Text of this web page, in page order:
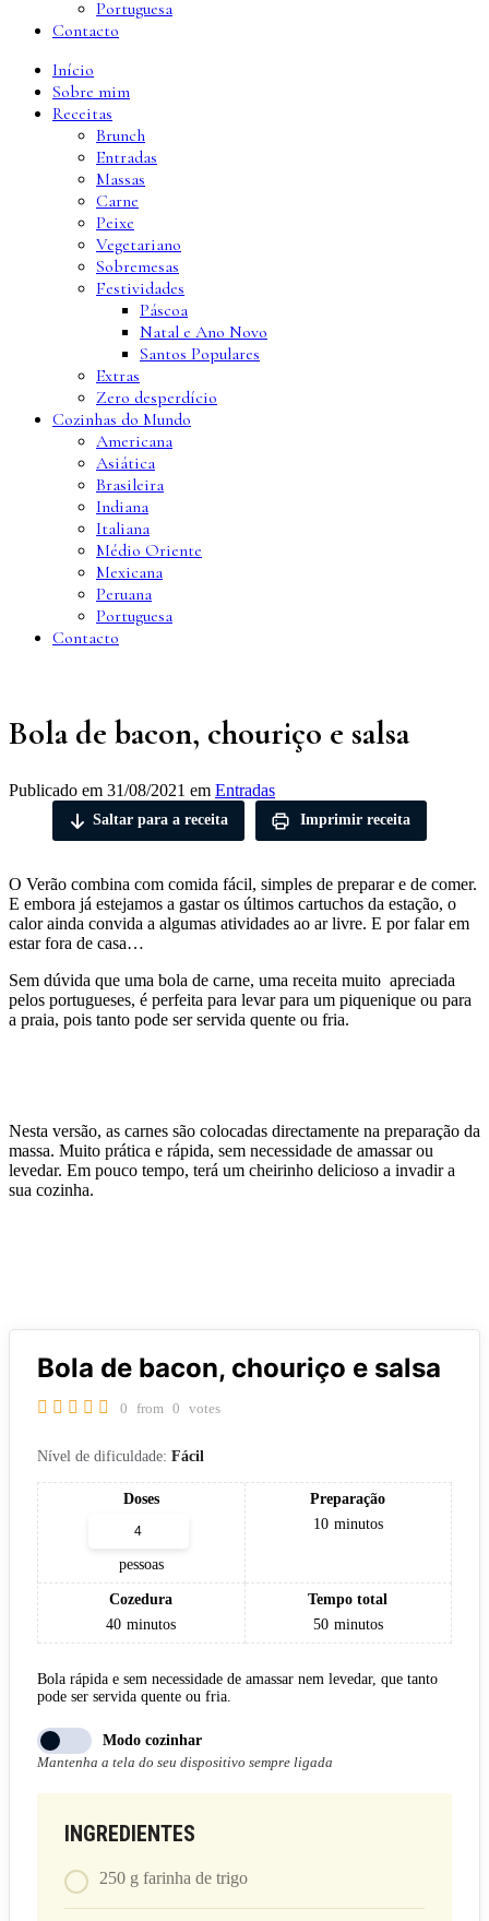
Portuguesa
Contacto
Início
Sobre mim
Receitas
Brunch
Entradas
Massas
Carne
Peixe
Vegetariano
Sobremesas
Festividades
Páscoa
Natal e Ano Novo
Santos Populares
Extras
Zero desperdício
Cozinhas do Mundo
Americana
Asiática
Brasileira
Indiana
Italiana
Médio Oriente
Mexicana
Peruana
Portuguesa
Contacto
Bola de bacon, chouriço e salsa
Publicado em 31/08/2021 em Entradas
Saltar para a receita Imprimir receita
O Verão combina com comida fácil, simples de preparar e de comer.
E embora já estejamos a gastar os últimos cartuchos da estação, o
calor ainda convida a algumas atividades ao ar livre. E por falar em
estar fora de casa…
Sem dúvida que uma bola de carne, uma receita muito apreciada
pelos portugueses, é perfeita para levar para um piquenique ou para
a praia, pois tanto pode ser servida quente ou fria.
Nesta versão, as carnes são colocadas directamente na preparação da
massa. Muito prática e rápida, sem necessidade de amassar ou
levedar. Em pouco tempo, terá um cheirinho delicioso a invadir a
sua cozinha.
Bola de bacon, chouriço e salsa
0 from 0 votes
Nível de dificuldade: Fácil
Doses
pessoas
Preparação
10 minutos
Cozedura
40 minutos
Tempo total
50 minutos
Bola rápida e sem necessidade de amassar nem levedar, que tanto
pode ser servida quente ou fria.
Modo cozinhar
Mantenha a tela do seu dispositivo sempre ligada
INGREDIENTES
250 g farinha de trigo